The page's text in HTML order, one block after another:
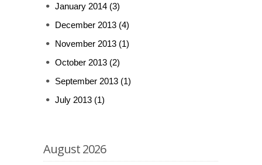
January 2014 (3)
December 2013 (4)
November 2013 (1)
October 2013 (2)
September 2013 (1)
July 2013 (1)
August 2026